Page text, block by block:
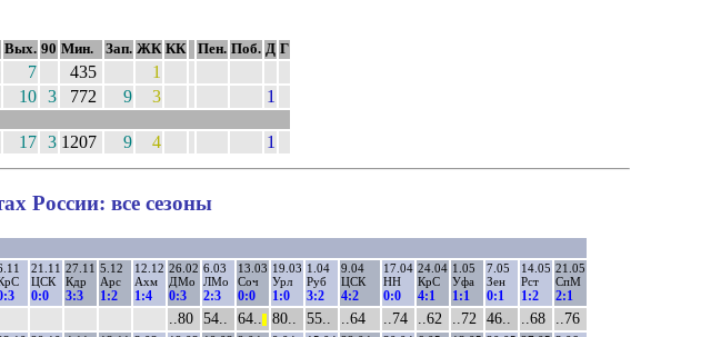
Вых. 90 Мин. Зап. ЖК КК Пен. Поб. Д Г
7 435
1
10 3 772 9 3 1
17 3 1207 9 4 1
России: все сезоны
21.11
ЦСК
0:0
27.11
Кдр
3:3
5.12
Арс
1:2
12.12
Ахм
1:4
26.02
ДМо
0:3
6.03
ЛМо
2:3
13.03
Соч
0:0
19.03
Урл
1:0
1.04
Руб
3:2
9.04
ЦСК
4:2
17.04
НН
0:0
24.04
КрС
4:1
1.05
Уфа
1:1
7.05
Зен
0:1
14.05
Рст
1:2
21.05
СпМ
2:1
..80 54.. 64.. 80.. 55.. ..64 ..74 ..62 ..72 46.. ..68 ..76